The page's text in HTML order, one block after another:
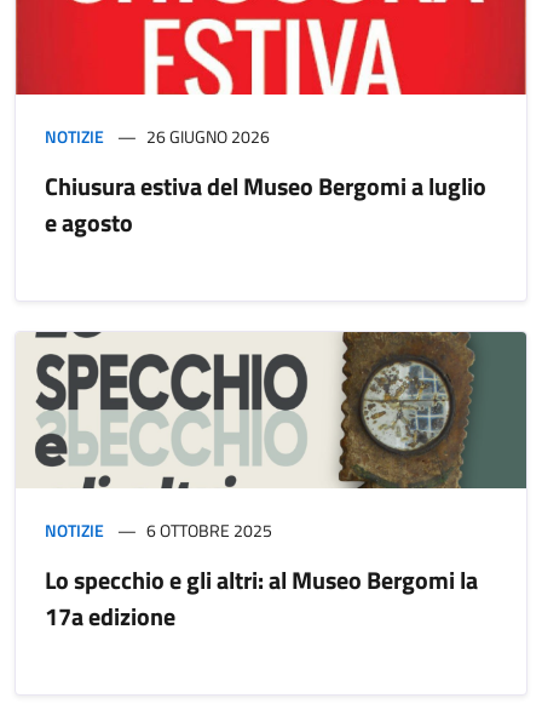
NOTIZIE 26 GIUGNO 2026
Chiusura estiva del Museo Bergomi a luglio
e agosto
NOTIZIE 6 OTTOBRE 2025
Lo specchio e gli altri: al Museo Bergomi la
17a edizione